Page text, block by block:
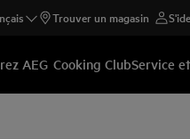
Trouver un magasin
AEG Cooking ClubService